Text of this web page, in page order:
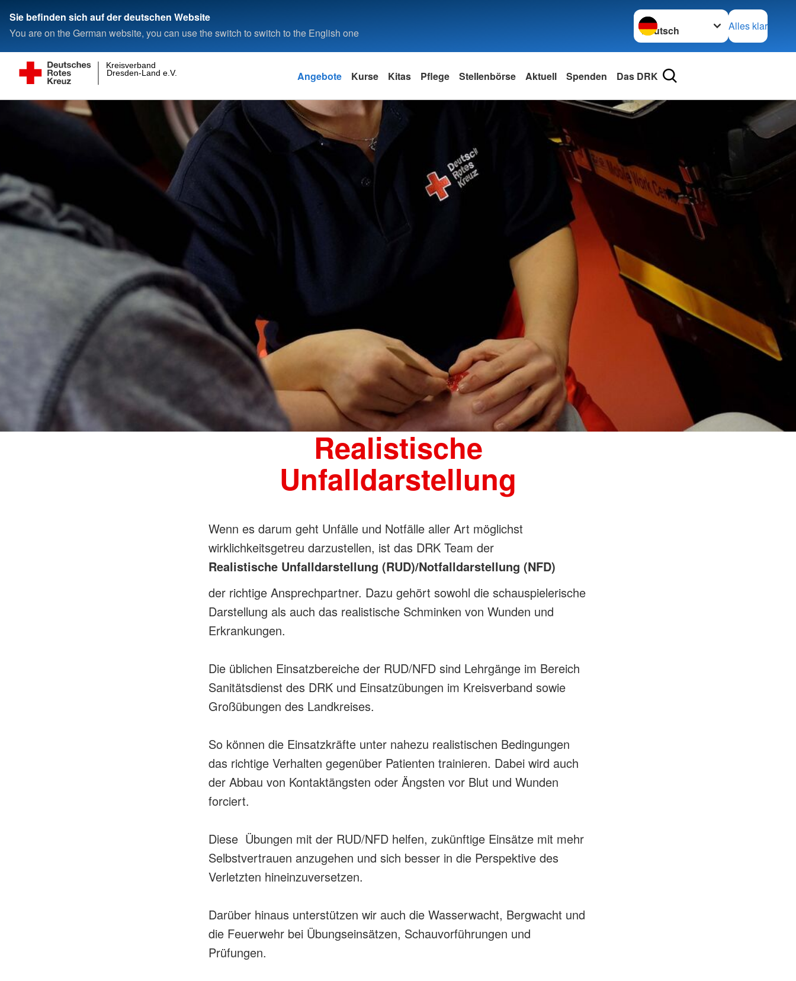
Sie befinden sich auf der deutschen Website
You are on the German website, you can use the switch to switch to the English one
Sprache wechseln zu
Alles klar
Dresden-Land e.V.
Kreisverband
Angebote Kurse Kitas Pflege Stellenbörse Aktuell Spenden Das DRK
Realistische
Unfalldarstellung
Wenn es darum geht Unfälle und Notfälle aller Art möglichst
wirklichkeitsgetreu darzustellen, ist das DRK Team der
Realistische Unfalldarstellung (RUD)/Notfalldarstellung (NFD)
der richtige Ansprechpartner. Dazu gehört sowohl die schauspielerische
Darstellung als auch das realistische Schminken von Wunden und
Erkrankungen.
Die üblichen Einsatzbereiche der RUD/NFD sind Lehrgänge im Bereich
Sanitätsdienst des DRK und Einsatzübungen im Kreisverband sowie
Großübungen des Landkreises.
So können die Einsatzkräfte unter nahezu realistischen Bedingungen
das richtige Verhalten gegenüber Patienten trainieren. Dabei wird auch
der Abbau von Kontaktängsten oder Ängsten vor Blut und Wunden
forciert.
Diese Übungen mit der RUD/NFD helfen, zukünftige Einsätze mit mehr
Selbstvertrauen anzugehen und sich besser in die Perspektive des
Verletzten hineinzuversetzen.
Darüber hinaus unterstützen wir auch die Wasserwacht, Bergwacht und
die Feuerwehr bei Übungseinsätzen, Schauvorführungen und
Prüfungen.